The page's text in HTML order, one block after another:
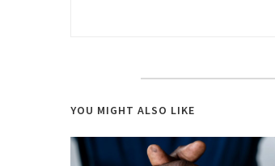
YOU MIGHT ALSO LIKE